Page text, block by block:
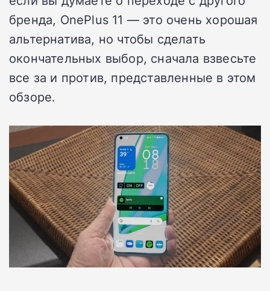
бренда, OnePlus 11 — это очень хорошая
альтернатива, но чтобы сделать
окончательных выбор, сначала взвесьте
все за и против, представленные в этом
обзоре.